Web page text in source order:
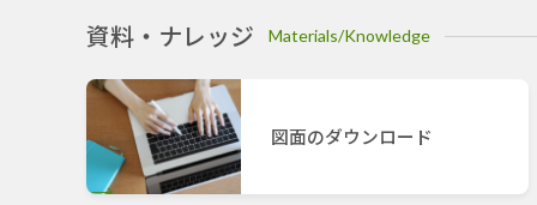
資料・ナレッジ Materials/Knowledge
図面のダウンロード